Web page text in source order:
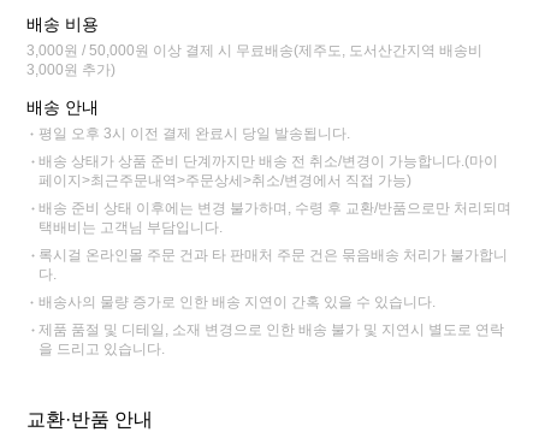
배송 비용
3,000원 / 50,000원 이상 결제 시 무료배송(제주도, 도서산간지역 배송비
3,000원 추가)
배송 안내
평일 오후 3시 이전 결제 완료시 당일 발송됩니다.
배송 상태가 상품 준비 단계까지만 배송 전 취소/변경이 가능합니다.(마이
페이지>최근주문내역>주문상세>취소/변경에서 직접 가능)
배송 준비 상태 이후에는 변경 불가하며, 수령 후 교환/반품으로만 처리되며
택배비는 고객님 부담입니다.
록시걸 온라인몰 주문 건과 타 판매처 주문 건은 묶음배송 처리가 불가합니
다.
배송사의 물량 증가로 인한 배송 지연이 간혹 있을 수 있습니다.
제품 품절 및 디테일, 소재 변경으로 인한 배송 불가 및 지연시 별도로 연락
을 드리고 있습니다.
교환·반품 안내